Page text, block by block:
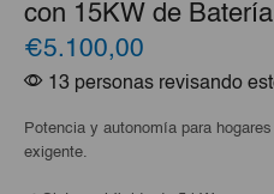
con 15KW de Batería
€5.100,00
13 personas revisando
Potencia y autonomía para
exigente.